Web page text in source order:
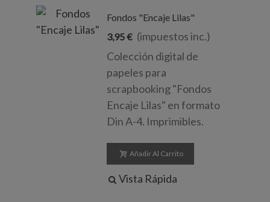
Fondos "Encaje Lilas"
3,95 € (impuestos inc.)
Colección digital de
papeles para
scrapbooking "Fondos
Encaje Lilas" en formato
Din A-4. Imprimibles.
Añadir Al Carrito
Vista Rápida